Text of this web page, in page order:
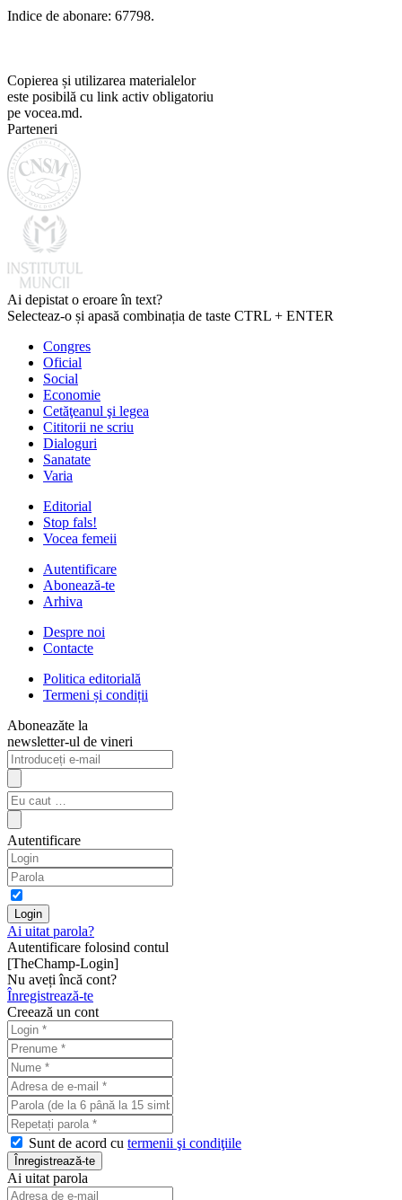
Indice de abonare: 67798.
Copierea și utilizarea materialelor
este posibilă cu link activ obligatoriu
pe vocea.md.
Parteneri
Ai depistat o eroare în text?
Selecteaz-o și apasă combinația de taste CTRL + ENTER
Congres
Oficial
Social
Economie
Cetăţeanul şi legea
Cititorii ne scriu
Dialoguri
Sanatate
Varia
Editorial
Stop fals!
Vocea femeii
Autentificare
Abonează-te
Arhiva
Despre noi
Contacte
Politica editorială
Termeni și condiții
Aboneazăte la
newsletter-ul de vineri
Autentificare
Ai uitat parola?
Autentificare folosind contul
[TheChamp-Login]
Nu aveți încă cont?
Înregistrează-te
Creează un cont
Sunt de acord cu termenii şi condiţiile
Ai uitat parola